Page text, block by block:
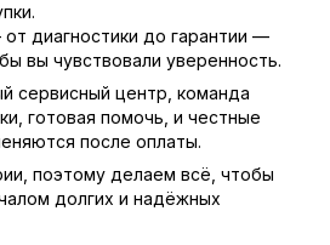
диагностики до гарантии —
вы чувствовали уверенность.
сервисный центр, команда
готовая помочь, и честные
после оплаты.
поэтому делаем всё, чтобы
долгих и надёжных